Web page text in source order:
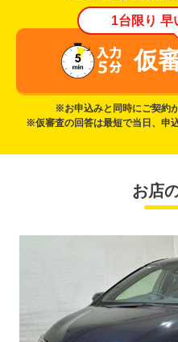
1台限り 早
仮
※お申込みと同時にご契約
※仮審査の回答は最短で当日、申
お店